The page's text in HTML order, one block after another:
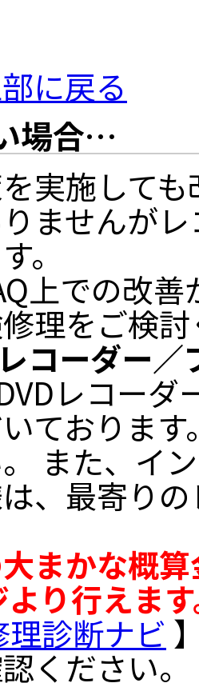
に戻る
場合…
実施して
ませんが
。
上での改
理をご検
コーダー／
レコーダ
ておりま
また、イ
、最寄り
まかな概
り行えま
理診断ナビ
ください。